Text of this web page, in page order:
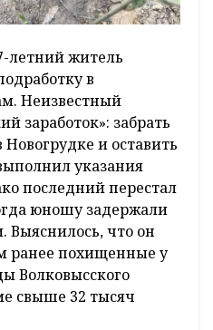
летний житель
в
Неизвестный
заработок»: забрать
и оставить
указания
последний перестал
юношу задержали
что он
ранее похищенные у
Волковысского
свыше 32 тысяч